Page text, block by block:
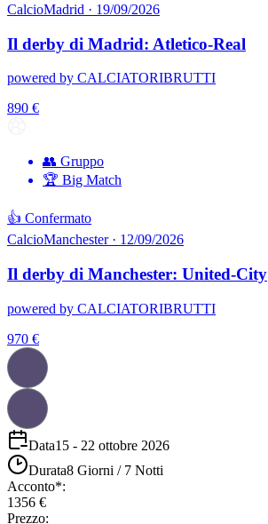
CalcioMadrid · 19/09/2026
Il derby di Madrid: Atletico-Real
powered by CALCIATORIBRUTTI
890 €
👥 Gruppo
🏆 Big Match
👍 Confermato
CalcioManchester · 12/09/2026
Il derby di Manchester: United-City
powered by CALCIATORIBRUTTI
970 €
Data15 - 22 ottobre 2026
Durata8 Giorni / 7 Notti
Acconto*:
1356 €
Prezzo: